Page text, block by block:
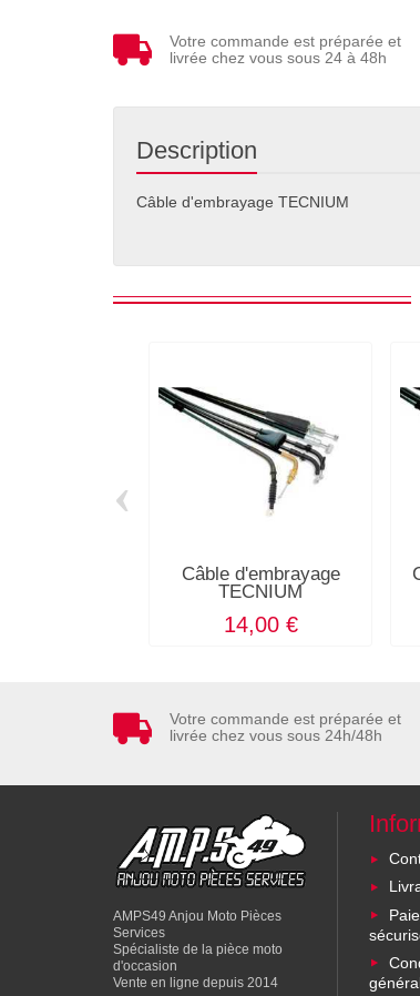
Votre commande est préparée et
livrée chez vous sous 24 à 48h
Description
Câble d'embrayage TECNIUM
Câble d'embrayage
TECNIUM
14,00 €
‹
Votre commande est préparée et
livrée chez vous sous 24h/48h
AMPS49 Anjou Moto Pièces
Services
Spécialiste de la pièce moto
d'occasion
Vente en ligne depuis 2014